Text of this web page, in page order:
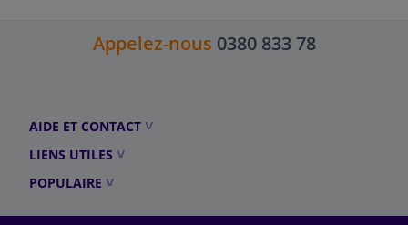
Appelez-nous 0380 833 78
AIDE ET CONTACT
LIENS UTILES
POPULAIRE